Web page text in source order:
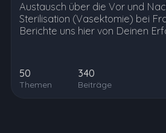
Austausch über die Vor und
Sterilisation (Vasektomie) bei
Berichte uns hier von Deinen
50
Themen
340
Beiträge